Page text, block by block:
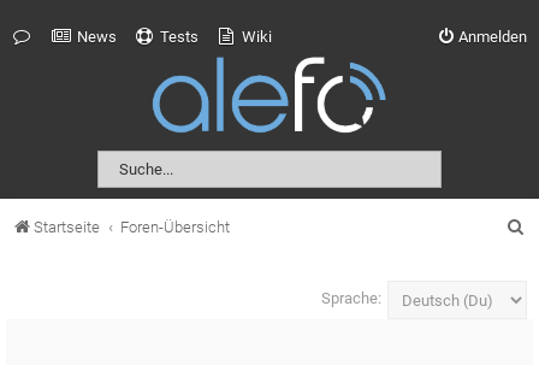
News Tests Wiki Anmelden
Startseite Foren-Übersicht
Sprache: